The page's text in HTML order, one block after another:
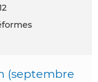
(septembre